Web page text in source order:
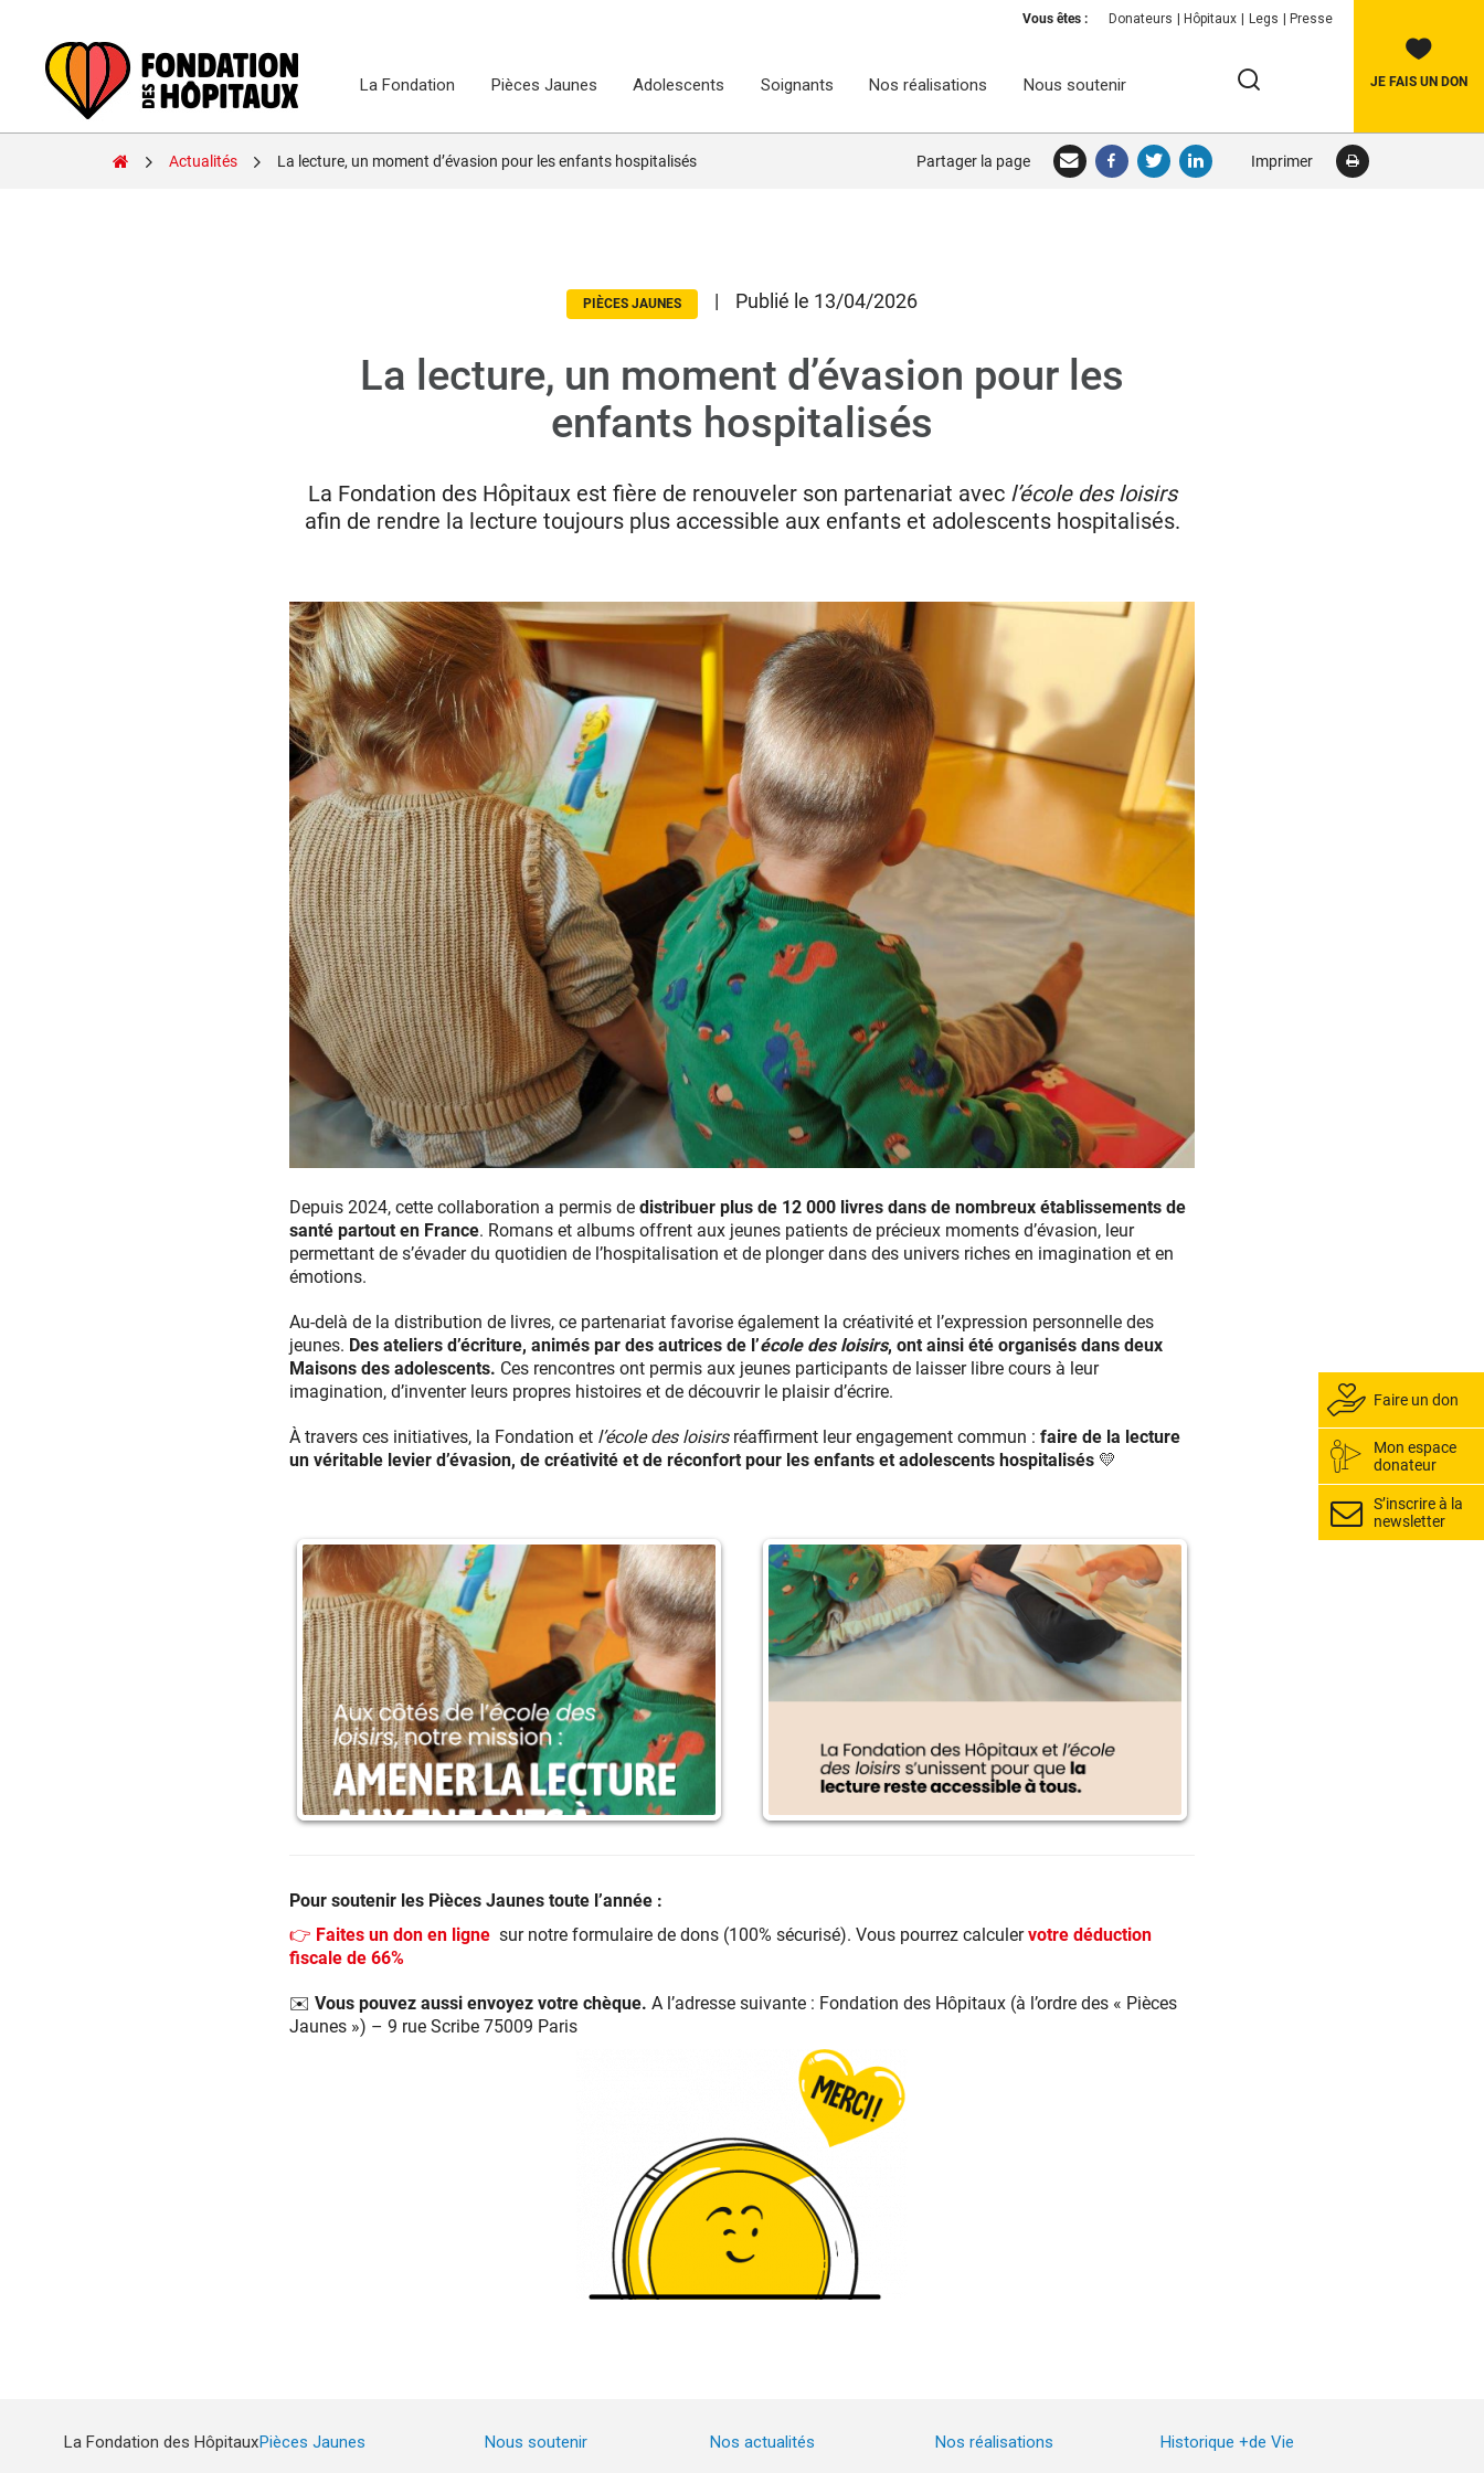
Vous êtes : Donateurs Hôpitaux Legs Presse
La Fondation Pièces Jaunes Adolescents Soignants Nos réalisations Nous soutenir
RECHERCHER
JE FAIS UN DON
Actualités La lecture, un moment d’évasion pour les enfants hospitalisés Partager la page Imprimer
PIÈCES JAUNES | Publié le 13/04/2026
La lecture, un moment d’évasion pour les
enfants hospitalisés
La Fondation des Hôpitauxest fière de renouveler son partenariat avecl’école des loisirs
afin de rendre la lecture toujours plus accessible aux enfants et adolescents hospitalisés.
des
loisirs
Depuis 2024, cette collaboration a permis de distribuer plus de 12 000 livres dans de nombreux établissements de
santé partout en France. Romans et albums offrent aux jeunes patients de précieux moments d’évasion, leur
permettant de s’évader du quotidien de l’hospitalisation et de plonger dans des univers riches en imagination et en
émotions.
Au-delà de la distribution de livres, ce partenariat favorise également la créativité et l’expression personnelle des
jeunes. Des ateliers d’écriture, animés par des autrices de l’école des loisirs, ont ainsi été organisés dans deux
Maisons des adolescents. Ces rencontres ont permis aux jeunes participants de laisser libre cours à leur
imagination, d’inventer leurs propres histoires et de découvrir le plaisir d’écrire.
À travers ces initiatives, la Fondation et l’école des loisirsréaffirment leur engagement commun : faire de la lecture
un véritable levier d’évasion, de créativité et de réconfort pour les enfants et adolescents hospitalisés 💛
Pour soutenir les Pièces Jaunes toute l’année :
👉 Faites un don en ligne sur notre formulaire de dons (100% sécurisé). Vous pourrez calculervotre déduction
fiscale de 66%
✉️ Vous pouvez aussi envoyez votre chèque. A l’adresse suivante : Fondation des Hôpitaux (à l’ordre des « Pièces
Jaunes ») – 9 rue Scribe 75009 Paris
Faire un don
Mon espace
donateur
S’inscrire à la
newsletter
La Fondation des HôpitauxPièces Jaunes Nous soutenir Nos actualités Nos réalisations Historique +de Vie